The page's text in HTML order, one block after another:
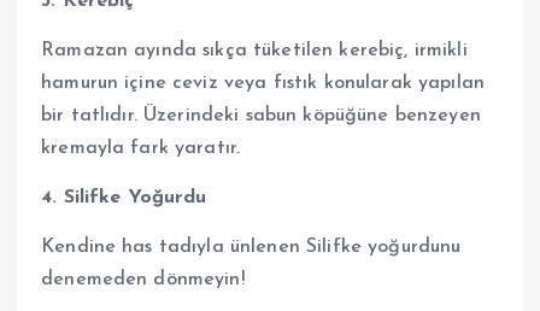
Ramazan ayında sıkça tüketilen kerebiç, irmikli
hamurun içine ceviz veya fıstık konularak yapılan
bir tatlıdır. Üzerindeki sabun köpüğüne benzeyen
kremayla fark yaratır.
4. Silifke Yoğurdu
Kendine has tadıyla ünlenen Silifke yoğurdunu
denemeden dönmeyin!